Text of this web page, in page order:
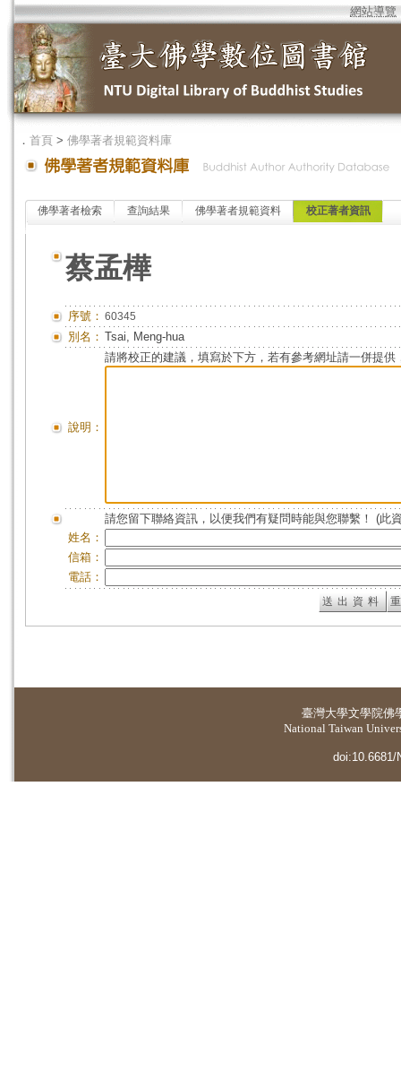
網站導覽
． 首頁 > 佛學著者規範資料庫
佛學著者檢索 查詢結果 佛學著者規範資料 校正著者資訊
蔡孟樺
序號： 60345
別名： Tsai, Meng-hua
說明：
請將校正的建議，填寫於下方，若有參考網址請一併提供
請您留下聯絡資訊，以便我們有疑問時能與您聯繫！ (此
姓名：
信箱：
電話：
臺灣大學文學院佛
National Taiwan
doi:10.6681/